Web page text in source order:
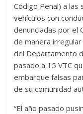
Código Penal) a
vehículos con
denunciadas por el
de manera irregular
del Departamento
pasado a 15 VTC
embarque falsas
de su comunidad
“El año pasado